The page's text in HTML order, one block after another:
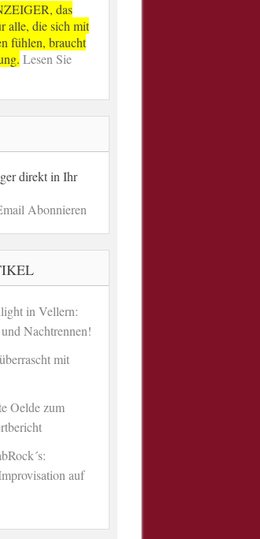
das
alle, die sich mit
fühlen, braucht
Lesen Sie
direkt in Ihr
Abonnieren
in Vellern:
Nachtrennen!
mit
Oelde zum
auf